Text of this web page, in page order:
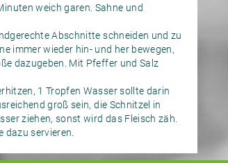
weich garen. Sahne und
Abschnitte schneiden und zu
immer wieder hin- und her bewegen,
dazugeben. Mit Pfeffer und Salz
1 Tropfen Wasser sollte darin
groß sein, die Schnitzel in
ziehen, sonst wird das Fleisch zäh.
servieren.